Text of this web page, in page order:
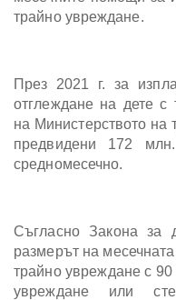
трайно увреждане.
През 2021 г. за
отглеждане на дете
на Министерството на
предвидени 172
средномесечно.
Съгласно Закона за
размерът на
трайно увреждане с
увреждане или